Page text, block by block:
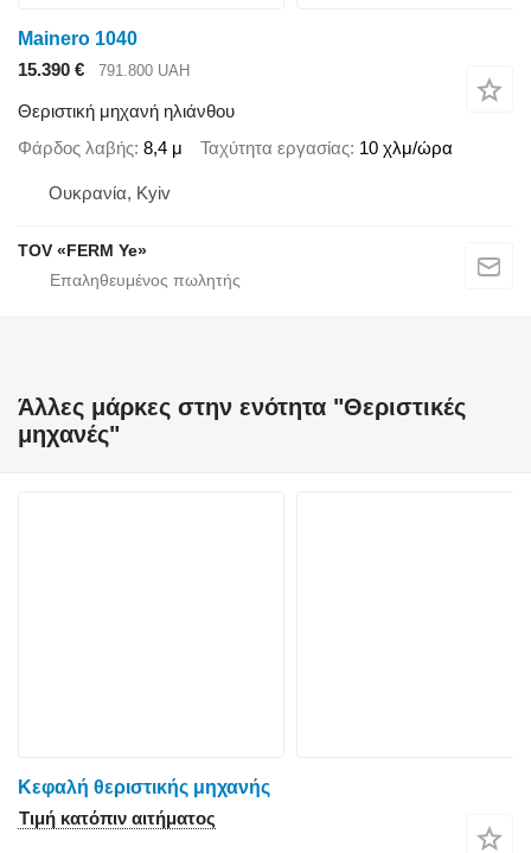
Mainero 1040
15.390 €
791.800 UAH
Θεριστική μηχανή ηλιάνθου
Φάρδος λαβής 8,4 μ Ταχύτητα εργασίας 10 χλμ/ώρα
Ουκρανία, Kyiv
TOV «FERM Ye»
Άλλες μάρκες στην ενότητα "Θεριστικές
μηχανές"
Κεφαλή θεριστικής μηχανής
Τιμή κατόπιν αιτήματος